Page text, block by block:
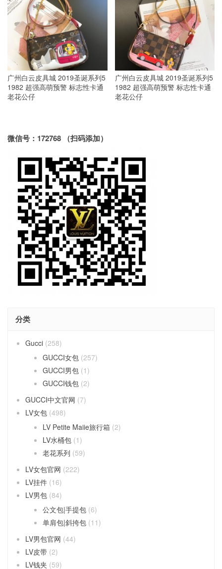
广州白云皮具城 2019圣诞系列5
1982 超强高萌预警 标志性卡通
老花公仔
广州白云皮具城 2019圣诞系列5
1982 超强高萌预警 标志性卡通
老花公仔
微信号：172768 （扫码添加）
分类
Gucci (258)
GUCCI女包 (257)
GUCCI男包 (1)
GUCCI钱包 (2)
GUCCI中文官网 (7)
LV女包 (498)
LV Petite Maiie旅行箱 (2)
LV水桶包 (1)
老花系列 (59)
LV女包官网 (222)
LV挂件 (16)
LV男包 (84)
公文包|手提包 (6)
单肩包|斜挎包 (11)
LV男包官网 (44)
LV皮带 (2)
LV钱夹 (59)